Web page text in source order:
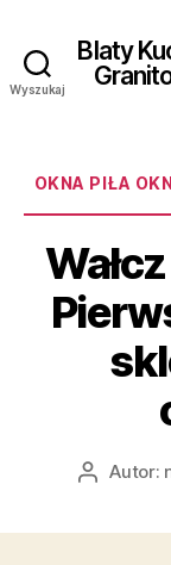
Wyszukaj
Blaty
OKNA PIŁA
AutorAutor: